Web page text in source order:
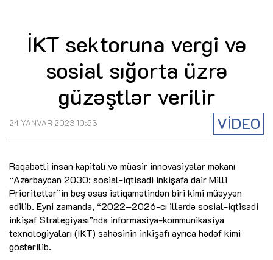
İKT sektoruna vergi və
sosial sığorta üzrə
güzəştlər verilir
VİDEO
24 YANVAR 2023 10:53
Rəqabətli insan kapitalı və müasir innovasiyalar məkanı
“Azərbaycan 2030: sosial-iqtisadi inkişafa dair Milli
Prioritetlər”in beş əsas istiqamətindən biri kimi müəyyən
edilib. Eyni zamanda, “2022‒2026-cı illərdə sosial-iqtisadi
inkişaf Strategiyası”nda informasiya-kommunikasiya
texnologiyaları (İKT) sahəsinin inkişafı ayrıca hədəf kimi
göstərilib.